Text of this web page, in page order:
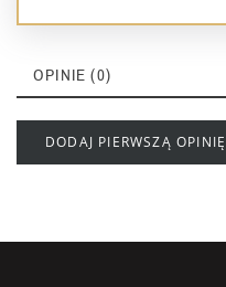
OPINIE (0)
DODAJ PIERWSZĄ